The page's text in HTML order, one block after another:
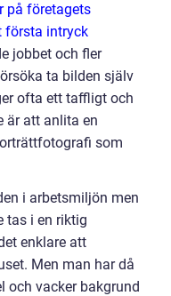
på företagets
första intryck
jobbet och fler
ta bilden själv
ofta ett taffligt och
är att anlita en
som
i arbetsmiljön men
tas i en riktig
enklare att
Men man har då
och vacker bakgrund